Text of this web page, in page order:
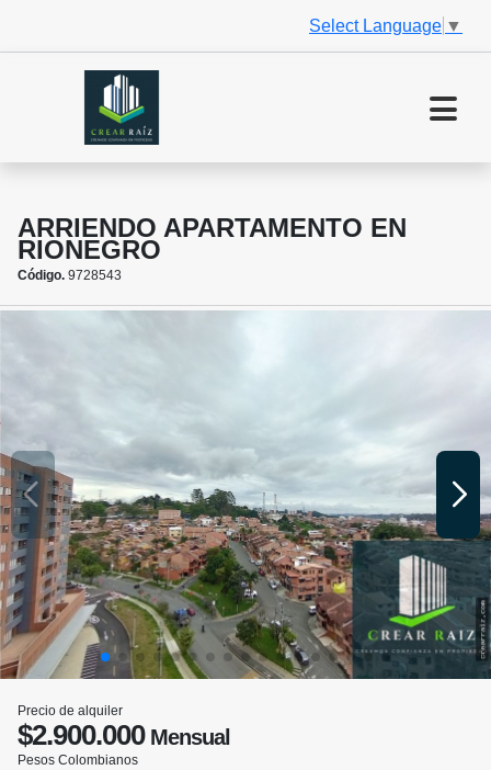
Select Language ▼
ARRIENDO APARTAMENTO EN
RIONEGRO
Código. 9728543
Precio de alquiler
$2.900.000Mensual
Pesos Colombianos